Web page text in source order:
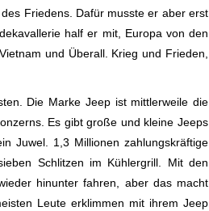
Friedens. Dafür musste er aber erst
half er mit, Europa von den
und Überall. Krieg und Frieden,
Die Marke Jeep ist mittlerweile die
Es gibt große und kleine Jeeps
Juwel. 1,3 Millionen zahlungskräftige
Schlitzen im Kühlergrill. Mit den
hinunter fahren, aber das macht
Leute erklimmen mit ihrem Jeep